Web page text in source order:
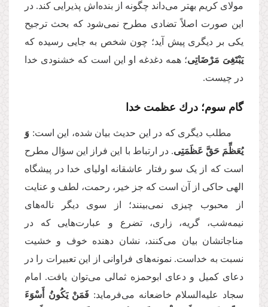
مولای کریم بهتر می‌داند چگونه از بنده‌اش پذیرایی کند. در
این صورت اصلاً تضادی مطرح نمی‌شود كه بحث ترجیح
یكی بر دیگری پیش آید؛ چون شخص به جایی رسیده كه
یَبْتَغِیَ مَرْضَاتِی؛ همه دغدغه او این است که خشنودی خدا
در چیست.
گام سوم؛‌ درك عظمت خدا
مطلب دیگری كه در این حدیث بیان شده، این است: وَ
یُعَظِّمَ حَقَّ عَظَمَتِی. در ارتباط با این فراز این سؤال مطرح
است كه از یک سو رفتار عاشقانه اولیای خدا در پیشگاه
الهی حاكی از آن است كه جز خیر، رحمت، لطف و عنایت
از محبوب چیزی نمی‌بینند؛ از سوی دیگر ناله‌های
نیمه‌شب، گریه، زاری، تضرع و عبارت‌هایی كه در
مناجاتشان بیان می‌كنند، نشان دهنده خوف و خشیت
نسبت به خداست. نمونه‌های فراوانی از این تعبیرات را در
دعای کمیل و دعای ابوحمزه ثمالی می‌توان یافت. امام
سجاد علیه‌السلام خاضعانه می‌فرماید: فَمَنْ یَكُونُ أَسْوَءَ